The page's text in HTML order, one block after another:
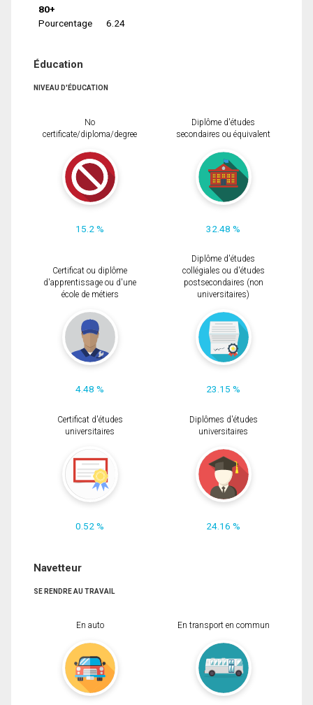
80+
Pourcentage
6.24
Éducation
NIVEAU D'ÉDUCATION
No
certificate/diploma/degree
15.2 %
Diplôme d'études
secondaires ou équivalent
32.48 %
Certificat ou diplôme
d'apprentissage ou d'une
école de métiers
4.48 %
Diplôme d'études
collégiales ou d'études
postsecondaires (non
universitaires)
23.15 %
Certificat d'études
universitaires
0.52 %
Diplômes d'études
universitaires
24.16 %
Navetteur
SE RENDRE AU TRAVAIL
En auto En transport en commun